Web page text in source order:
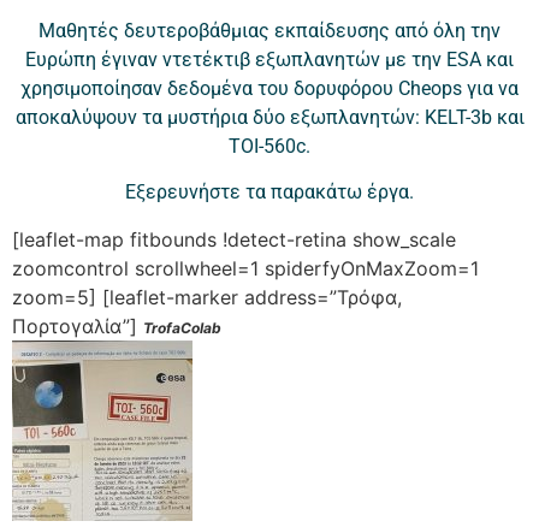
Μαθητές δευτεροβάθμιας εκπαίδευσης από όλη την
Ευρώπη έγιναν ντετέκτιβ εξωπλανητών με την ESA και
χρησιμοποίησαν δεδομένα του δορυφόρου Cheops για να
αποκαλύψουν τα μυστήρια δύο εξωπλανητών: KELT-3b και
TOI-560c.
Εξερευνήστε τα παρακάτω έργα.
[leaflet-map fitbounds !detect-retina show_scale
zoomcontrol scrollwheel=1 spiderfyOnMaxZoom=1
zoom=5] [leaflet-marker address=”Τρόφα,
Πορτογαλία”] TrofaColab